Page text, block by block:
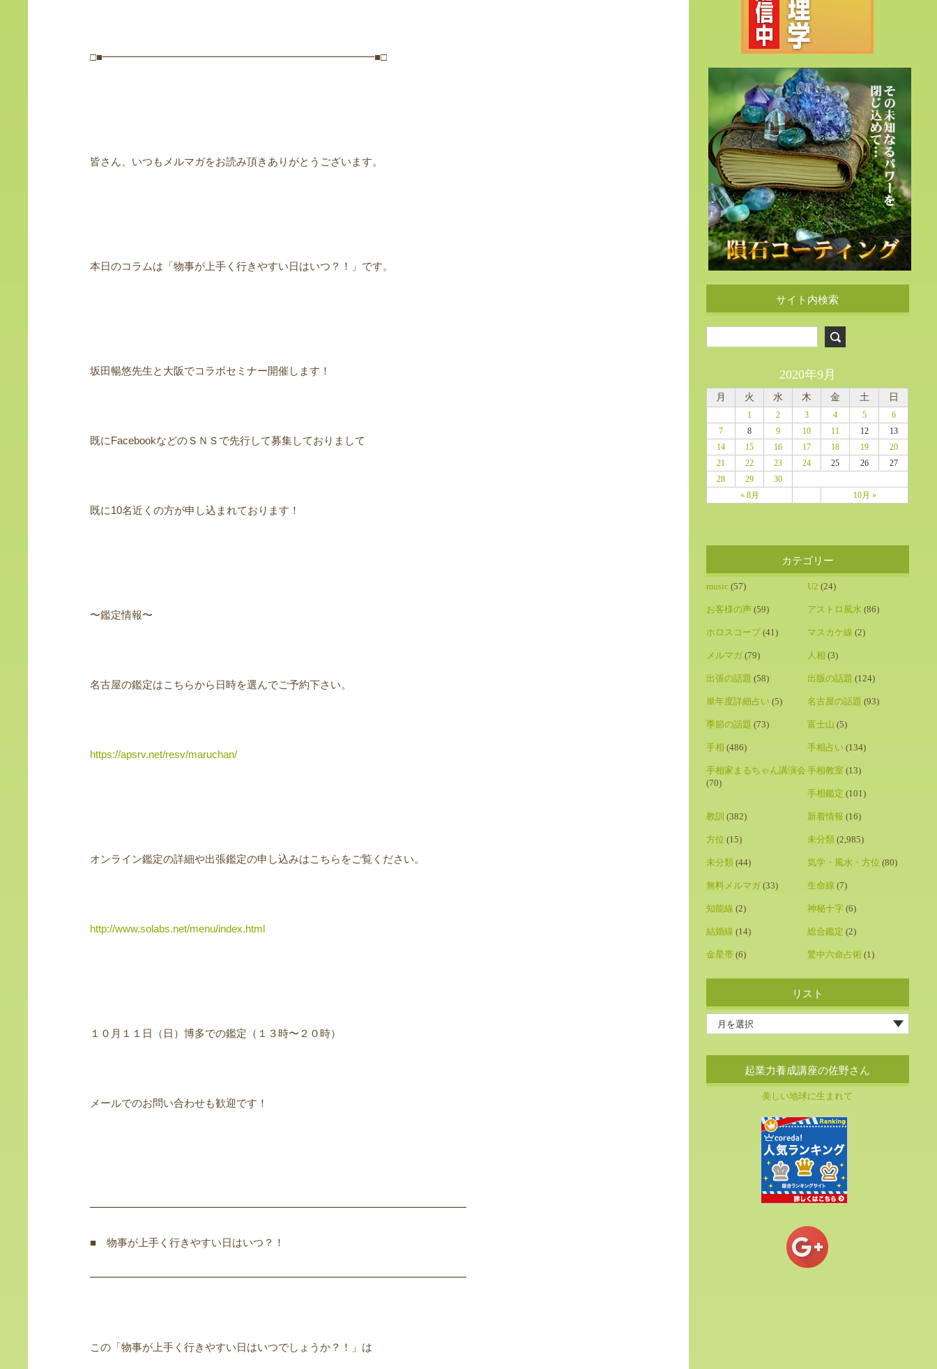
□■━━━━━━━━━━━━━━━━━━━━━━━━━━■□
皆さん、いつもメルマガをお読み頂きありがとうございます。
本日のコラムは「物事が上手く行きやすい日はいつ？！」です。
坂田暢悠先生と大阪でコラボセミナー開催します！
既にFacebookなどのＳＮＳで先行して募集しておりまして
既に10名近くの方が申し込まれております！
〜鑑定情報〜
名古屋の鑑定はこちらから日時を選んでご予約下さい。
https://apsrv.net/resv/maruchan/
オンライン鑑定の詳細や出張鑑定の申し込みはこちらをご覧ください。
http://www.solabs.net/menu/index.html
１０月１１日（日）博多での鑑定（１３時〜２０時）
メールでのお問い合わせも歓迎です！
━━━━━━━━━━━━━━━━━━━━━━━━━━━━━━━━━━━━
■ 物事が上手く行きやすい日はいつ？！
━━━━━━━━━━━━━━━━━━━━━━━━━━━━━━━━━━━━
この「物事が上手く行きやすい日はいつでしょうか？！」は
サイト内検索
2020年9月
月 火 水 木 金 土 日
« 8月 10月 »
1 2 3 4 5
6
7
8 9 10 11 12
13
14
15 16 17 18 19
20
21
22 23 24 25 26
27
28
29 30
カテゴリー
music (57) U2 (24)
お客様の声 (59) アストロ風水 (86)
ホロスコープ(41) マスカケ線 (2)
メルマガ (79) 人相 (3)
出張の話題 (58) 出版の話題 (124)
単年度詳細占い (5) 名古屋の話題 (93)
季節の話題 (73) 富士山 (5)
手相 (486) 手相占い (134)
手相家まるちゃん講演会
(70)
手相教室 (13)
手相鑑定 (101)
教訓 (382) 新着情報 (16)
方位 (15) 未分類 (2,985)
未分類 (44) 気学・風水・方位 (80)
無料メルマガ (33) 生命線 (7)
知能線 (2) 神秘十字 (6)
結婚線 (14) 総合鑑定 (2)
金星帯 (6) 驚中六命占術 (1)
リスト
起業力養成講座の佐野さん
美しい地球に生まれて